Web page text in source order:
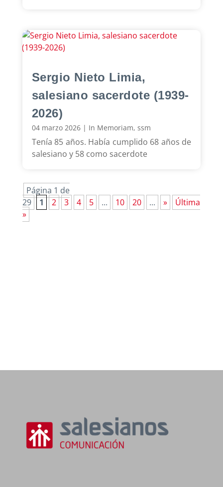
Sergio Nieto Limia,
salesiano sacerdote (1939-
2026)
04 marzo 2026| In Memoriam, ssm
Tenía 85 años. Había cumplido 68 años de
salesiano y 58 como sacerdote
Página 1 de
29
1 2 3 4 5 ... 10 20 ... »
Última
»